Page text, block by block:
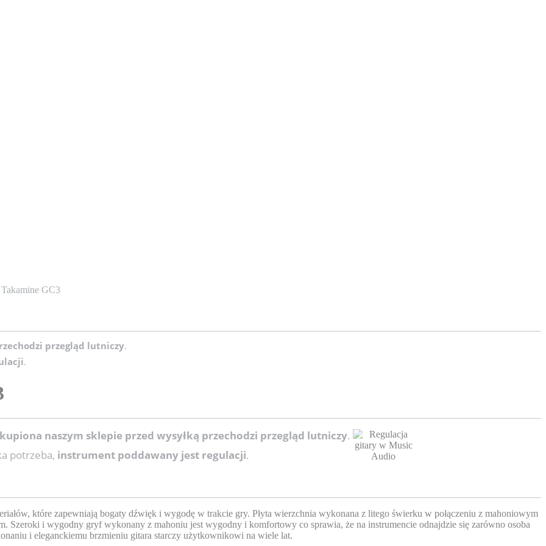
GC3
przegląd lutniczy.
.
naszym sklepie przed wysyłką przechodzi przegląd lutniczy.
potrzeba, instrument poddawany jest regulacji.
które zapewniają bogaty dźwięk i wygodę w trakcie gry. Płyta wierzchnia wykonana z litego świerku w połączeniu z mahoniowym
Szeroki i wygodny gryf wykonany z mahoniu jest wygodny i komfortowy co sprawia, że na instrumencie odnajdzie się zarówno osoba
i eleganckiemu brzmieniu gitara starczy użytkownikowi na wiele lat.